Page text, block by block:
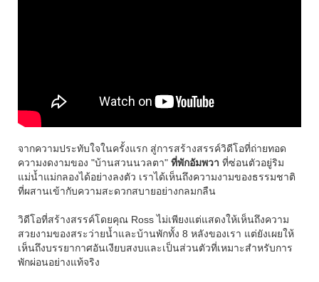
จากความประทับใจในครั้งแรก สู่การสร้างสรรค์วิดีโอที่ถ่ายทอด
ความงดงามของ "บ้านสวนนวลตา" ที่พักอัมพวา ที่ซ่อนตัวอยู่ริม
แม่น้ำแม่กลองได้อย่างลงตัว เราได้เห็นถึงความงามของธรรมชาติ
ที่ผสานเข้ากับความสะดวกสบายอย่างกลมกลืน
วิดีโอที่สร้างสรรค์โดยคุณ Ross ไม่เพียงแต่แสดงให้เห็นถึงความ
สวยงามของสระว่ายน้ำและบ้านพักทั้ง 8 หลังของเรา แต่ยังเผยให้
เห็นถึงบรรยากาศอันเงียบสงบและเป็นส่วนตัวที่เหมาะสำหรับการ
พักผ่อนอย่างแท้จริง